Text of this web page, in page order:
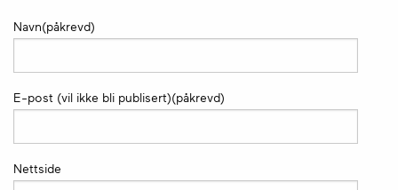
Navn(påkrevd)
E-post (vil ikke bli publisert)(påkrevd)
Nettside